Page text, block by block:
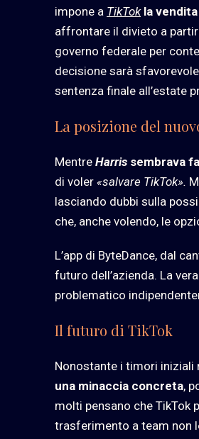
impone a TikTokla vendita
affrontare il divieto a
governo federale per
decisione sarà
sentenza finale all’estate
La posizione del
Mentre Harris sembrava
di voler «salvare TikTok».
lasciando dubbi sulla
che, anche volendo, le
L’app di ByteDance, dal
futuro dell’azienda. La
problematico
Il futuro di TikTok
Nonostante i timori iniziali
una minaccia concreta,
molti pensano che TikTok
trasferimento a team non